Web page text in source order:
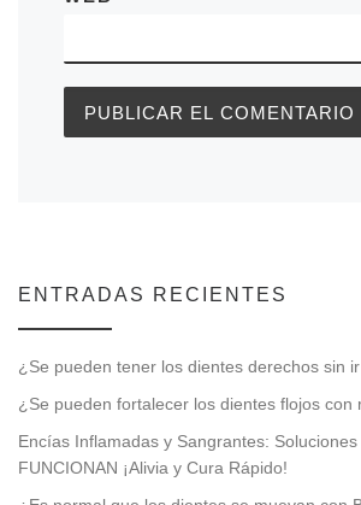
ENTRADAS RECIENTES
¿Se pueden tener los dientes derechos sin
¿Se pueden fortalecer los dientes flojos con
Encías Inflamadas y Sangrantes:
FUNCIONAN ¡Alivia y Cura Rápido!